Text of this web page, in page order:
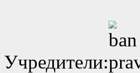
Учредители: